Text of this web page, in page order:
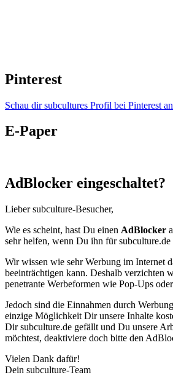
Pinterest
Schau dir subcultures Profil bei Pinterest
E-Paper
AdBlocker eingeschaltet?
Lieber subculture-Besucher,
Wie es scheint, hast Du einen AdBlocker
sehr helfen, wenn Du ihn für subculture.de
Wir wissen wie sehr Werbung im Internet
beeinträchtigen kann. Deshalb verzichten
penetrante Werbeformen wie Pop-Ups
Jedoch sind die Einnahmen durch
einzige Möglichkeit Dir unsere Inhalte
Dir subculture.de gefällt und Du unsere
möchtest, deaktiviere doch bitte den
Vielen Dank dafür!
Dein subculture-Team